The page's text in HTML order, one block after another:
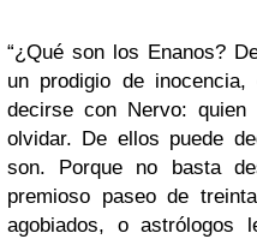
“¿Qué son los Enanos?
un prodigio de
decirse con Nervo:
olvidar. De ellos puede
son. Porque no basta
premioso paseo de
agobiados, o astrólogos